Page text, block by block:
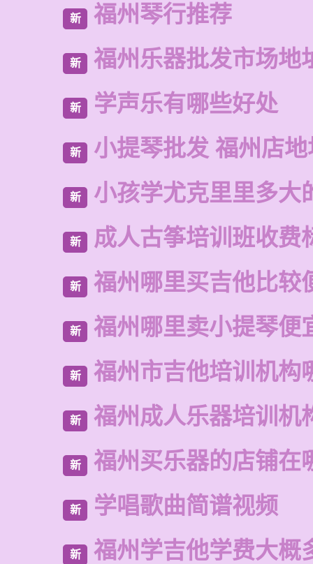
新 福州琴行推荐
新 福州乐器批发市场地
新 学声乐有哪些好处
新 小提琴批发 福州店
新 小孩学尤克里里多大
新 成人古筝培训班收费
新 福州哪里买吉他比较
新 福州哪里卖小提琴便
新 福州市吉他培训机构
新 福州成人乐器培训机
新 福州买乐器的店铺在
新 学唱歌曲简谱视频
新 福州学吉他学费大概